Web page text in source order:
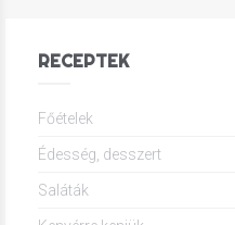
RECEPTEK
Főételek
Édesség, desszert
Saláták